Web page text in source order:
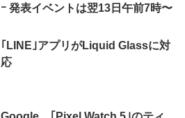
ｰ 発表イベントは翌13日午前7時〜
｢LINE｣アプリがLiquid Glassに対
応